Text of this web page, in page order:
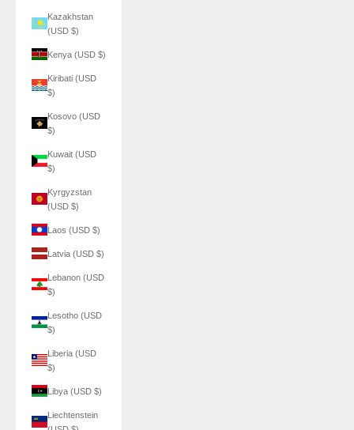
Kazakhstan
(USD $)
Kenya (USD $)
Kiribati (USD
$)
Kosovo (USD
$)
Kuwait (USD
$)
Kyrgyzstan
(USD $)
Laos (USD $)
Latvia (USD $)
Lebanon (USD
$)
Lesotho (USD
$)
Liberia (USD
$)
Libya (USD $)
Liechtenstein